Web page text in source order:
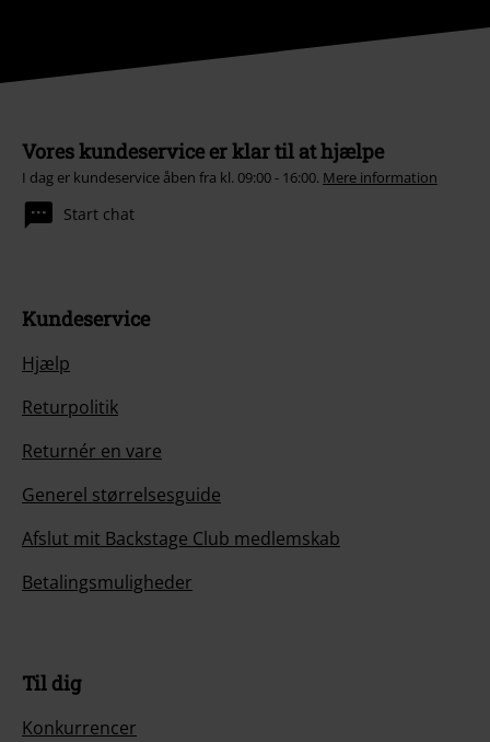
Vores kundeservice er klar til at hjælpe
I dag er kundeservice åben fra kl. 09:00 - 16:00. Mere information
Start chat
Kundeservice
Hjælp
Returpolitik
Returnér en vare
Generel størrelsesguide
Afslut mit Backstage Club medlemskab
Betalingsmuligheder
Til dig
Konkurrencer